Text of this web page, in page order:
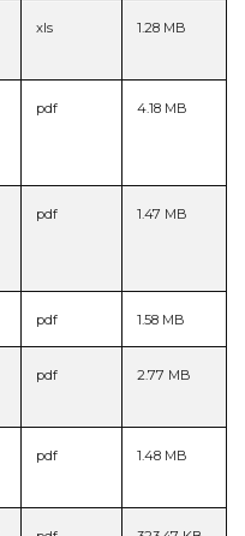
xls 1.28 MB
pdf 4.18 MB
pdf 1.47 MB
pdf 1.58 MB
pdf 2.77 MB
pdf 1.48 MB